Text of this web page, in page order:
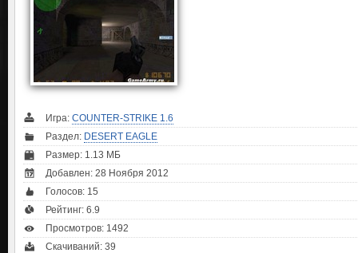
Игра: COUNTER-STRIKE 1.6
Раздел: DESERT EAGLE
Размер: 1.13 МБ
Добавлен: 28 Ноября 2012
Голосов: 15
Рейтинг: 6.9
Просмотров: 1492
Скачиваний: 39